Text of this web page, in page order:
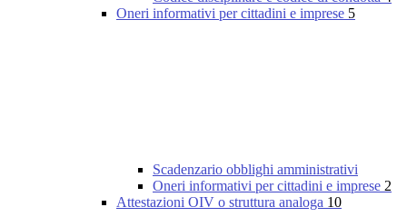
Oneri informativi per cittadini e imprese 5
Scadenzario obblighi amministrativi
Oneri informativi per cittadini e imprese 2
Attestazioni OIV o struttura analoga 10